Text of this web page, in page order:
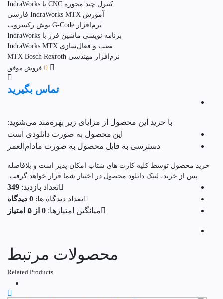
کنترل چند محوره CNC با IndraWorks
آموزش IndraWorks MTX فارسی
نرم‌افزار G-Code بوش رکسروت
برنامه نویسی ماشین فرز با IndraWorks
نصب و فعال‌سازی IndraWorks MTX
نرم‌افزار مهندسی MTX Bosch Rexroth
0 فروش موفق
تماس بگیرید
با خرید این محصول از مزایای زیر بهره‌مند می‌شوید:
این محصول به صورت دانلودی است
دسترسی به فایل محصول به صورت مادام‌العمر
خرید محصول توسط کلیه کارت های شتاب امکان پذیر است و بلافاصله
پس از خرید، لینک دانلود محصول در اختیار شما قرار خواهد گرفت.
تعداد بازدید: 349
تعداد دیدگاه ها: 0 دیدگاه
میانگین امتیازها: 0 از ۵ امتیاز
محصولات مرتبط
Related Products